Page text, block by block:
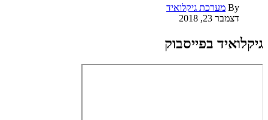
By מערכת גיקלואיד
דצמבר 23, 2018
גיקלואיד בפייסבוק